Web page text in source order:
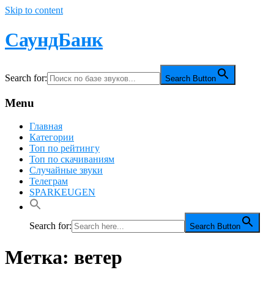
Skip to content
СаундБанк
Search for: Search Button
Menu
Главная
Категории
Топ по рейтингу
Топ по скачиваниям
Случайные звуки
Телеграм
SPARKEUGEN
Search for: Search Button
Метка: ветер